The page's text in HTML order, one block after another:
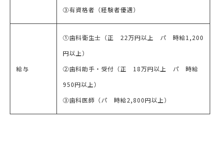
③有資格者（経験者優遇）
給与
①歯科衛生士（正 22万円以上 パ 時給1,200
円以上）
②歯科助手・受付（正 18万円以上 パ 時給
950円以上）
③歯科医師（パ 時給2,800円以上）